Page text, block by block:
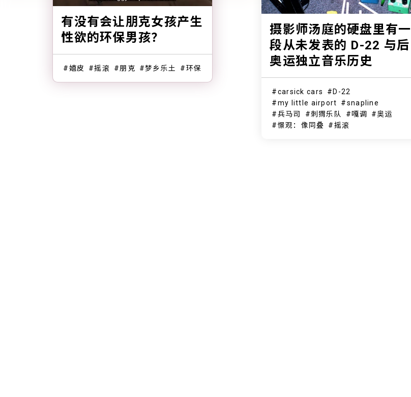
有没有会让朋克女孩产生
性欲的环保男孩？
嬉皮 摇滚 朋克 梦乡乐土 环保
摄影师汤庭的硬盘里有一
段从未发表的 D-22 与后
奥运独立音乐历史
carsick cars
D-22
my little airport
snapline
兵马司
刺猬乐队 嘎调
奥运
憬观：像同叠
摇滚